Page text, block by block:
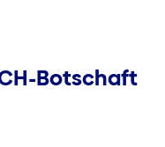
Botschaft